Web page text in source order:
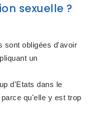
sexuelle ?
sont obligées d'avoir
un
d'Etats dans le
qu'elle y est trop